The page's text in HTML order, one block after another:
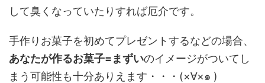
して臭くなっていたりすれば厄介です。
手作りお菓子を初めてプレゼントするなどの場合、
あなたが作るお菓子=まずいのイメージがついてし
まう可能性も十分ありえます・・・(×∀×๑ )